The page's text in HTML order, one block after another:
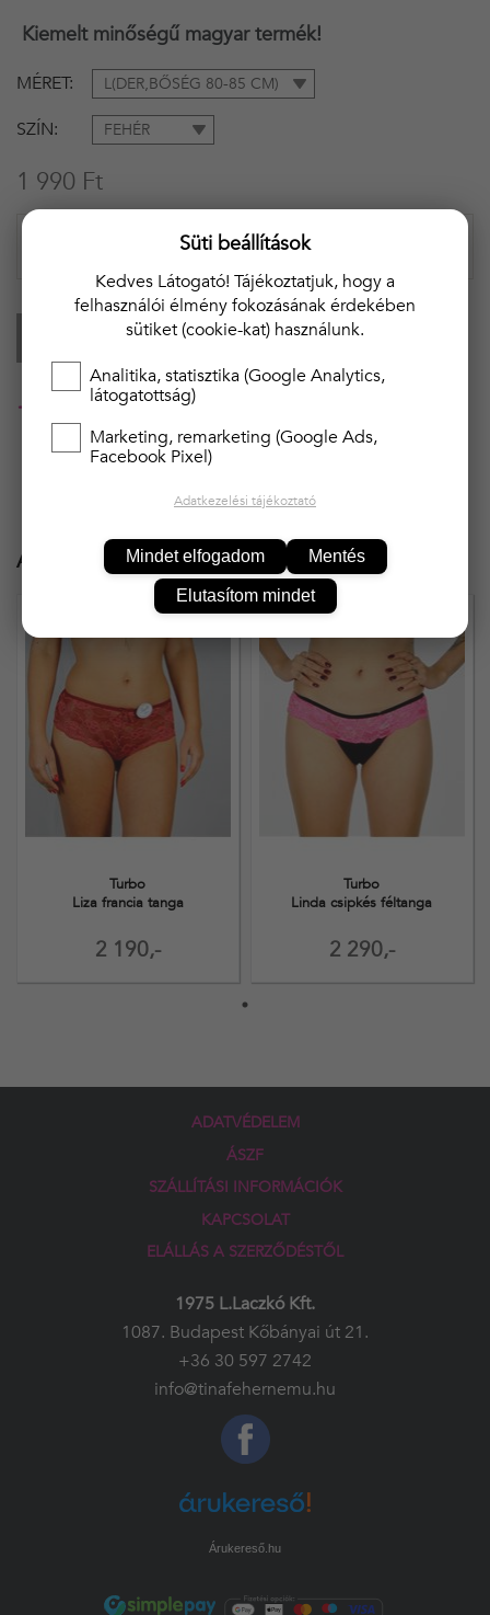
Kiemelt minőségű magyar termék!
MÉRET L(DER,BŐSÉG 80-85 CM)
SZÍN FEHÉR
1 990 Ft
KOSÁRBA
20 000 Ft felett ingyenes kiszállítás!!
Ajánlott termékek
2 190,-
Turbo
Liza francia tanga
2 290,-
Turbo
Linda csipkés féltanga
ADATVÉDELEM
ÁSZF
SZÁLLÍTÁSI INFORMÁCIÓK
KAPCSOLAT
ELÁLLÁS A SZERZŐDÉSTŐL
1975 L.Laczkó Kft.
1087. Budapest Kőbányai út 21.
+36 30 597 2742
info@tinafehernemu.hu
Árukereső.hu
Süti beállítások
Kedves Látogató! Tájékoztatjuk, hogy a
felhasználói élmény fokozásának érdekében
sütiket (cookie-kat) használunk.
Analitika, statisztika (Google Analytics,
látogatottság)
Marketing, remarketing (Google Ads,
Facebook Pixel)
Adatkezelési tájékoztató
Mindet elfogadom Mentés
Elutasítom mindet